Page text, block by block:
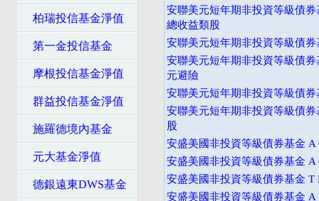
柏瑞投信基金淨值
第一金投信基金
摩根投信基金淨值
群益投信基金淨值
施羅德境內基金
元大基金淨值
德銀遠東DWS基金
安聯美元短年期非投資等級債
總收益類股
安聯美元短年期非投資等級債
安聯美元短年期非投資等級債
元避險
安聯美元短年期非投資等級債
安聯美元短年期非投資等級債
股
安盛美國非投資等級債券基金 A
安盛美國非投資等級債券基金 A
安盛美國非投資等級債券基金 T
安盛美國非投資等級債券基金 A